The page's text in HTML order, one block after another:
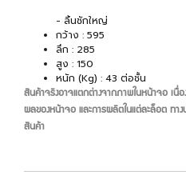
- ลิ้นชักใหญ่
กว้าง : 595
ลึก : 285
สูง : 150
หนัก (Kg) : 43 ต่อชั้น
สินค้าจริงอาจแตกต่างจากภาพในหน้าจอ เนื่
ผลของหน้าจอ และการผลิตในแต่ละล็อต ทา
สินค้า